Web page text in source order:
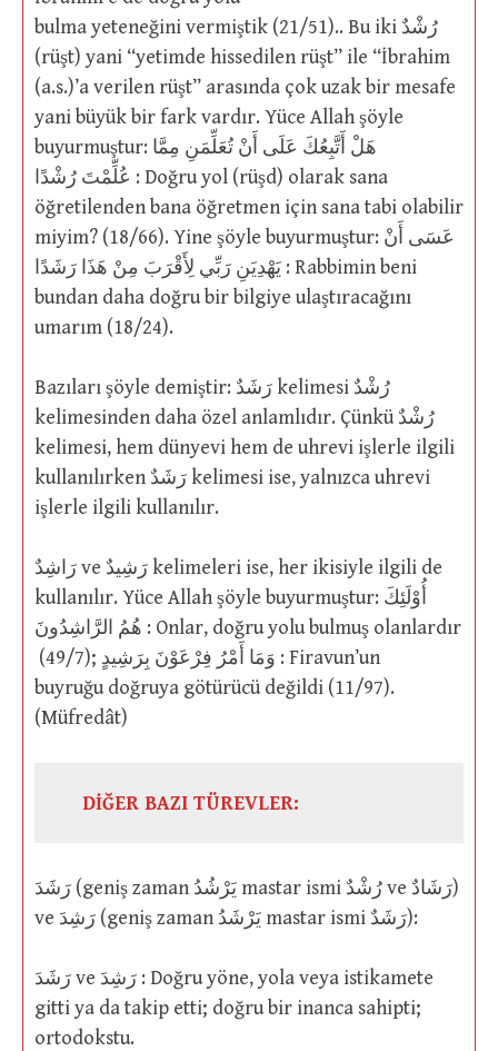
bulma yeteneğini vermiştik (21/51).. Bu iki رُشْدٌ
(rüşt) yani “yetimde hissedilen rüşt” ile “İbrahim
(a.s.)’a verilen rüşt” arasında çok uzak bir mesafe
yani büyük bir fark vardır. Yüce Allah şöyle
buyurmuştur: هَلْ أَتَّبِعُكَ عَلَى أَنْ تُعَلِّمَنِ مِمَّا
عُلِّمْتَ رُشْدًا : Doğru yol (rüşd) olarak sana
öğretilenden bana öğretmen için sana tabi olabilir
miyim? (18/66). Yine şöyle buyurmuştur: عَسَى أَنْ
يَهْدِيَنِ رَبِّي لِأَقْرَبَ مِنْ هَذَا رَشَدًا : Rabbimin beni
bundan daha doğru bir bilgiye ulaştıracağını
umarım (18/24).
Bazıları şöyle demiştir: رَشَدٌ kelimesi رُشْدٌ
kelimesinden daha özel anlamlıdır. Çünkü رُشْدٌ
kelimesi, hem dünyevi hem de uhrevi işlerle ilgili
kullanılırken رَشَدٌ kelimesi ise, yalnızca uhrevi
işlerle ilgili kullanılır.
رَاشِدٌ ve رَشِيدٌ kelimeleri ise, her ikisiyle ilgili de
kullanılır. Yüce Allah şöyle buyurmuştur: أُوْلَئِكَ
هُمُ الرَّاشِدُونَ : Onlar, doğru yolu bulmuş olanlardır
(49/7); وَمَا أَمْرُ فِرْعَوْنَ بِرَشِيدٍ : Firavun’un
buyruğu doğruya götürücü değildi (11/97).
(Müfredât)
DİĞER BAZI TÜREVLER:
رَشَدَ (geniş zaman يَرْشُدُ mastar ismi رُشْدٌ ve رَشَادٌ)
ve رَشِدَ (geniş zaman يَرْشَدُ mastar ismi رَشَدٌ):
رَشَدَ ve رَشِدَ : Doğru yöne, yola veya istikamete
gitti ya da takip etti; doğru bir inanca sahipti;
ortodokstu.